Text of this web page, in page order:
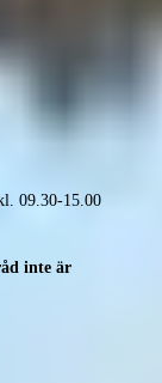
09.30-15.00
inte är